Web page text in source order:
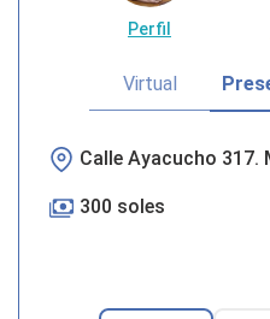
Perfil
Virtual
Calle Ayacucho 317.
300 soles